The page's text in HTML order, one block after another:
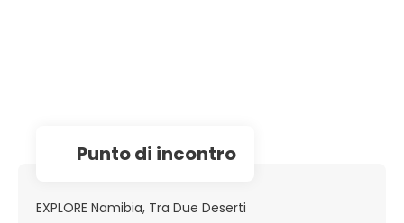
Punto di incontro
EXPLORE Namibia, Tra Due Deserti